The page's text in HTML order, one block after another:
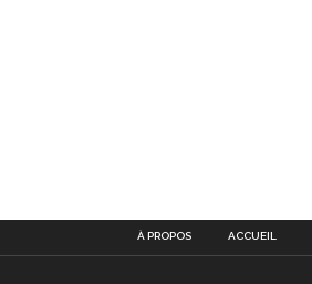
À PROPOS ACCUEIL